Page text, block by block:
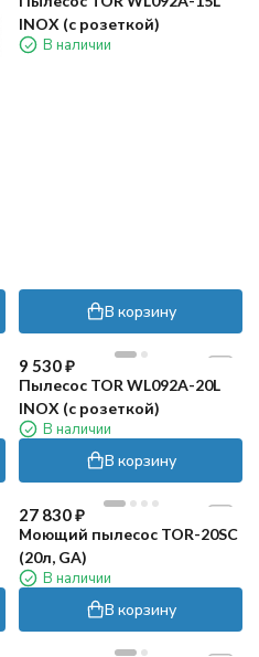
INOX (с розеткой)
В наличии
В корзину
9 530₽
Пылесос TOR WL092A-20L
INOX (с розеткой)
В наличии
В корзину
27 830₽
Моющий пылесос TOR-20SC
(20л, GA)
В наличии
В корзину